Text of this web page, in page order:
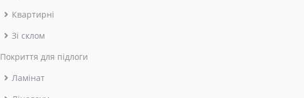
Квартирні
Зі склом
Покриття для підлоги
Ламінат